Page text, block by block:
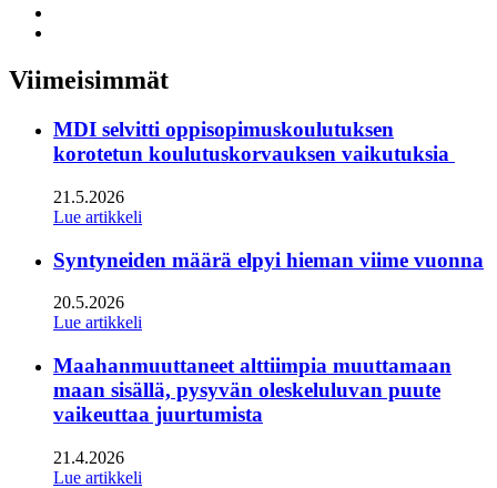
twitter
Viimeisimmät
MDI selvitti oppisopimuskoulutuksen
korotetun koulutuskorvauksen vaikutuksia
21.5.2026
Lue artikkeli
Syntyneiden määrä elpyi hieman viime vuonna
20.5.2026
Lue artikkeli
Maahanmuuttaneet alttiimpia muuttamaan
maan sisällä, pysyvän oleskeluluvan puute
vaikeuttaa juurtumista
21.4.2026
Lue artikkeli